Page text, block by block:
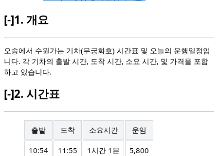
[-]1. 개요
오송에서 수원가는 기차(무궁화호) 시간표 및 오늘의 운행일정입
니다. 각 기차의 출발 시간, 도착 시간, 소요 시간, 및 가격을 포함
하고 있습니다.
[-]2. 시간표
출발 도착 소요시간 운임
10:54 11:55 1시간 1분 5,800